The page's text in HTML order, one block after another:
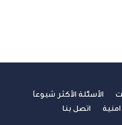
الأسئلة الأكثر شيوعاً
امنية
اتصل بنا